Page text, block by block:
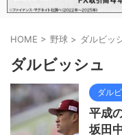
HOME > 野球 > ダルビッ
ダルビッシュ
ダル
平成
坂田